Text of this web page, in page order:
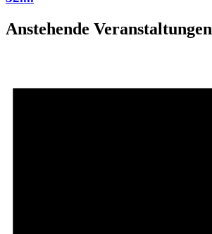
Anstehende Veranstaltungen